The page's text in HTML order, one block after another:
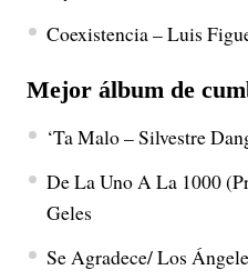
Coexistencia – Luis
Mejor álbum de
‘Ta Malo – Silvestre
De La Uno A La 1000
Geles
Se Agradece/ Los